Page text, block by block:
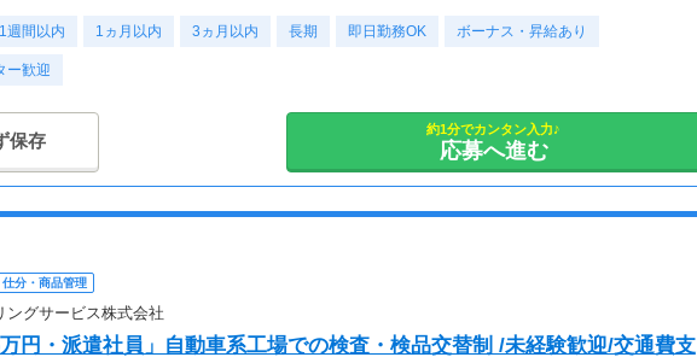
ができます！
＝(時給1,200円×8h＋残業1h)×23日
▼貯金の目安
そのほか ：1.5万円
★お仕事開始までの流れ★
★沖縄については、最低3ヶ月の期間が必要です
短期から長期まで、ご希望の期間で勤務できます！
1週間以内 1ヵ月以内 3ヵ月以内 長期 即日勤務OK ボーナス・昇給あり
ー歓迎
保存
約1分でカンタン入力♪
応募へ進む
分・商品管理
ングサービス株式会社
万円・派遣社員」自動車系工場での検査・検品交替制 /未経験歓迎/交通費支